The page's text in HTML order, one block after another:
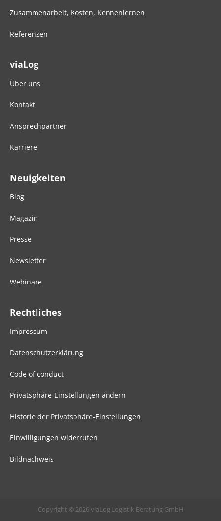
Zusammenarbeit, Kosten, Kennenlernen
Referenzen
viaLog
Über uns
Kontakt
Ansprechpartner
Karriere
Neuigkeiten
Blog
Magazin
Presse
Newsletter
Webinare
Rechtliches
Impressum
Datenschutzerklärung
Code of conduct
Privatsphäre-Einstellungen ändern
Historie der Privatsphäre-Einstellungen
Einwilligungen widerrufen
Bildnachweis
Copyright © 2026 viaLog Logistik Beratung GmbH